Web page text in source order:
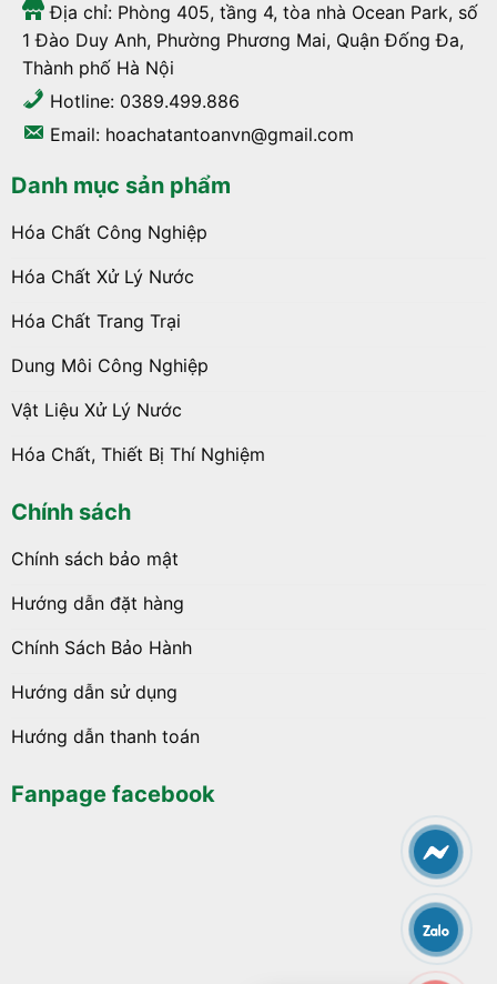
Địa chỉ: Phòng 405, tầng 4, tòa nhà Ocean Park, số
1 Đào Duy Anh, Phường Phương Mai, Quận Đống Đa,
Thành phố Hà Nội
Hotline: 0389.499.886
Email: hoachatantoanvn@gmail.com
Danh mục sản phẩm
Hóa Chất Công Nghiệp
Hóa Chất Xử Lý Nước
Hóa Chất Trang Trại
Dung Môi Công Nghiệp
Vật Liệu Xử Lý Nước
Hóa Chất, Thiết Bị Thí Nghiệm
Chính sách
Chính sách bảo mật
Hướng dẫn đặt hàng
Chính Sách Bảo Hành
Hướng dẫn sử dụng
Hướng dẫn thanh toán
Fanpage facebook